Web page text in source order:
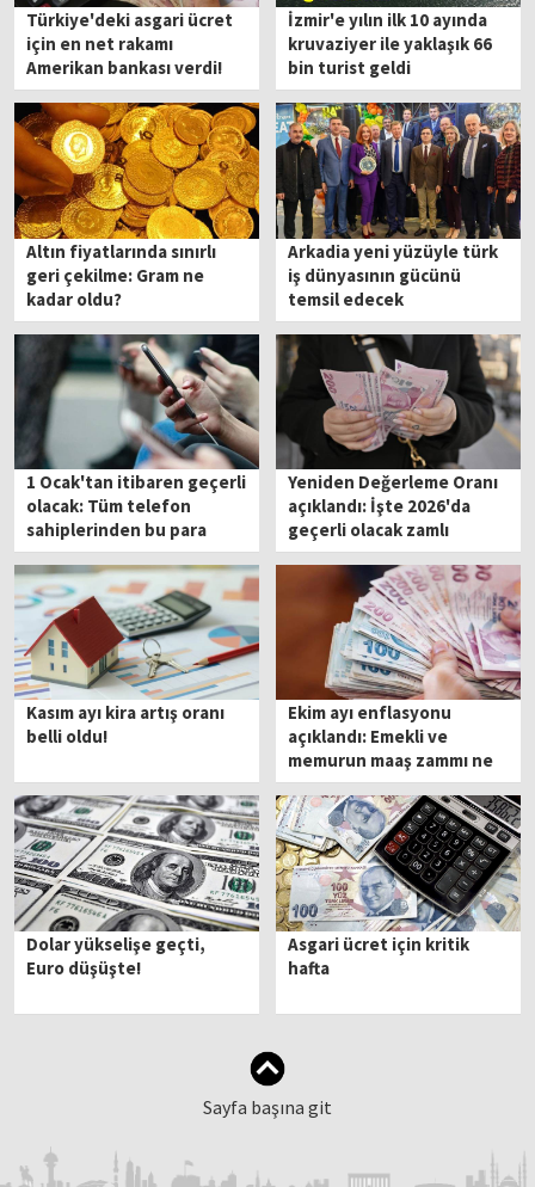
Türkiye'deki asgari ücret
için en net rakamı
Amerikan bankası verdi!
İzmir'e yılın ilk 10 ayında
kruvaziyer ile yaklaşık 66
bin turist geldi
Altın fiyatlarında sınırlı
geri çekilme: Gram ne
kadar oldu?
Arkadia yeni yüzüyle türk
iş dünyasının gücünü
temsil edecek
1 Ocak'tan itibaren geçerli
olacak: Tüm telefon
sahiplerinden bu para
kesilecek
Yeniden Değerleme Oranı
açıklandı: İşte 2026'da
geçerli olacak zamlı
fiyatlar
Kasım ayı kira artış oranı
belli oldu!
Ekim ayı enflasyonu
açıklandı: Emekli ve
memurun maaş zammı ne
olacak?
Dolar yükselişe geçti,
Euro düşüşte!
Asgari ücret için kritik
hafta
Sayfa başına git